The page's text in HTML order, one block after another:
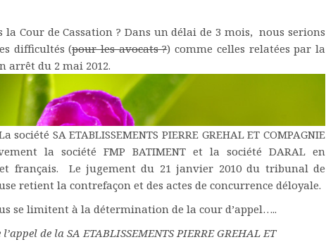
Cour de Cassation ? Dans un délai de 3 mois, nous serions
difficultés (pour les avocats ?) comme celles relatées par la
arrêt du 2 mai 2012.
société SA ETABLISSEMENTS PIERRE GREHAL ET COMPAGNIE
la société FMP BATIMENT et la société DARAL en
français. Le jugement du 21 janvier 2010 du tribunal de
retient la contrefaçon et des actes de concurrence déloyale.
se limitent à la détermination de la cour d’appel…..
de la SA ETABLISSEMENTS PIERRE GREHAL ET